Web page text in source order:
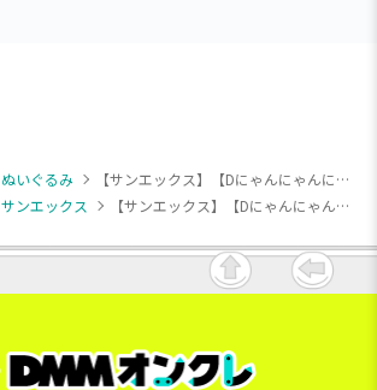
ぬいぐるみ
【サンエックス】【Dにゃんにゃんにゃんこ】San-X オールスターズ ふわふわぬいぐるみBIG
サンエックス 【サンエックス】【Dにゃんにゃんにゃんこ】San-X オールスターズ ふわふわぬいぐるみBIG